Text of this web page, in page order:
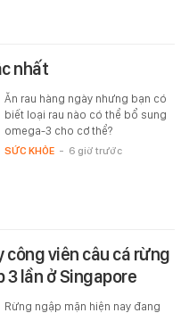
nhất
Ăn rau hàng ngày nhưng bạn có
biết loại rau nào có thể bổ sung
omega-3 cho cơ thể?
SỨC KHỎE - 6 giờ trước
công viên câu cá rừng
3 lần ở Singapore
Rừng ngập mặn hiện nay đang